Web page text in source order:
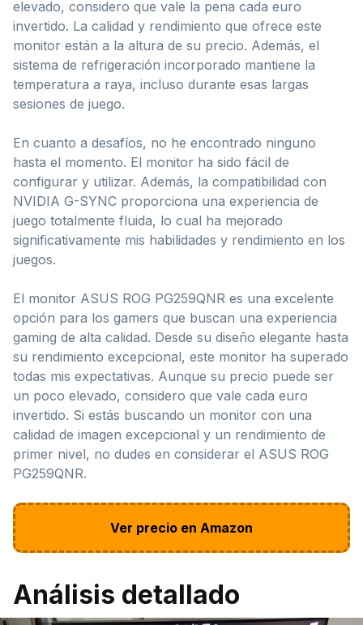
elevado, considero que vale la pena cada euro
invertido. La calidad y rendimiento que ofrece este
monitor están a la altura de su precio. Además, el
sistema de refrigeración incorporado mantiene la
temperatura a raya, incluso durante esas largas
sesiones de juego.
En cuanto a desafíos, no he encontrado ninguno
hasta el momento. El monitor ha sido fácil de
configurar y utilizar. Además, la compatibilidad con
NVIDIA G-SYNC proporciona una experiencia de
juego totalmente fluida, lo cual ha mejorado
significativamente mis habilidades y rendimiento en los
juegos.
El monitor ASUS ROG PG259QNR es una excelente
opción para los gamers que buscan una experiencia
gaming de alta calidad. Desde su diseño elegante hasta
su rendimiento excepcional, este monitor ha superado
todas mis expectativas. Aunque su precio puede ser
un poco elevado, considero que vale cada euro
invertido. Si estás buscando un monitor con una
calidad de imagen excepcional y un rendimiento de
primer nivel, no dudes en considerar el ASUS ROG
PG259QNR.
Ver precio en Amazon
Análisis detallado